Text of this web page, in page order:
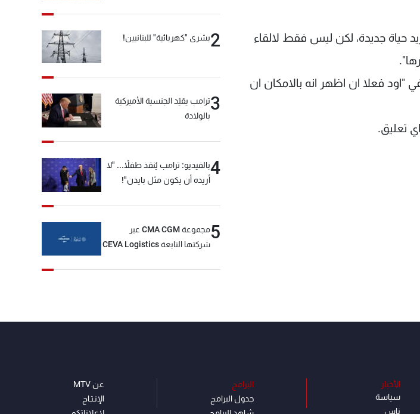
جديدة، لكن ليس فقط لالقاء
في خطاب استمر حوالى 50 دقيقة امام حوالى 400 مصرفي "اود فعلا ان اظهر انه بالامكان ان
تعليق.
2بشرى "كهربائية" للبنانيين!
3ترامب يقيّد الجنسية الأميركية
بالولادة
4بالفيديو: ترامب يُنقذ طفلاً... "لا
أريده أن يكون مثل بايدن"!
5
مجموعة CMA CGM عبر
شركتها التابعة CEVA Logistics
الأخبار
سياسة
ناس
البرامج
جدول البرامج
عن MTV
الإنـتـاج